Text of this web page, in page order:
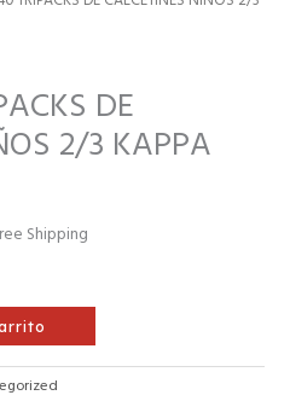
DE
2/3 KAPPA
Shipping